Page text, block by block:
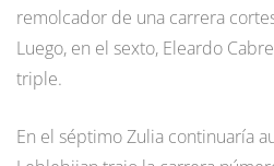
remolcador de una carrera
Luego, en el sexto, Eleardo
triple.
En el séptimo Zulia continuaría